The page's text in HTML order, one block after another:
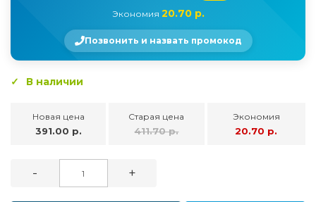
Экономия 20.70 р.
Позвонить и назвать промокод
В наличии
Новая цена
391.00 р.
Старая цена
411.70 р.
Экономия
20.70 р.
- +